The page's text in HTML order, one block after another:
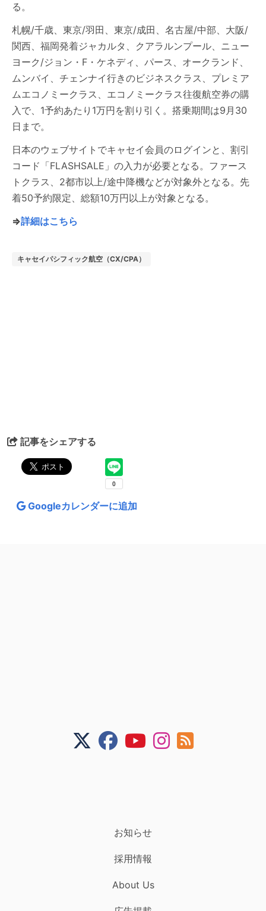
る。
札幌/千歳、東京/羽田、東京/成田、名古屋/中部、大阪/
関西、福岡発着ジャカルタ、クアラルンプール、ニュー
ヨーク/ジョン・F・ケネディ、パース、オークランド、
ムンバイ、チェンナイ行きのビジネスクラス、プレミア
ムエコノミークラス、エコノミークラス往復航空券の購
入で、1予約あたり1万円を割り引く。搭乗期間は9月30
日まで。
日本のウェブサイトでキャセイ会員のログインと、割引
コード「FLASHSALE」の入力が必要となる。ファース
トクラス、2都市以上/途中降機などが対象外となる。先
着50予約限定、総額10万円以上が対象となる。
⇒詳細はこちら
キャセイパシフィック航空（CX/CPA）
記事をシェアする
Googleカレンダーに追加
お知らせ
採用情報
About Us